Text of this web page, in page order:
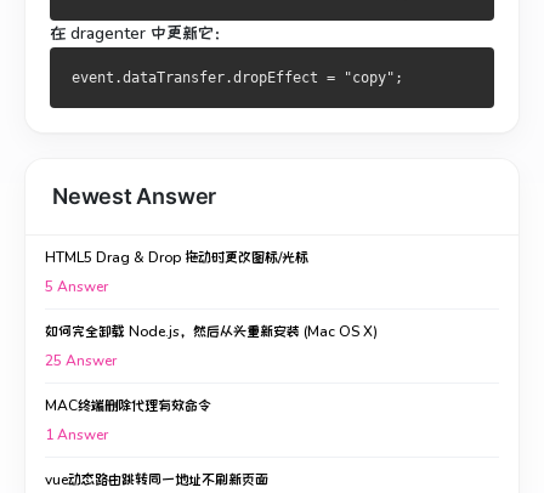
在 dragenter 中更新它：
event.dataTransfer.dropEffect = "copy" ;
Newest Answer
HTML5 Drag & Drop 拖动时更改图标/光标
5 Answer
如何完全卸载 Node.js，然后从头重新安装 (Mac OS X)
25 Answer
MAC终端删除代理有效命令
1Answer
vue动态路由跳转同一地址不刷新页面